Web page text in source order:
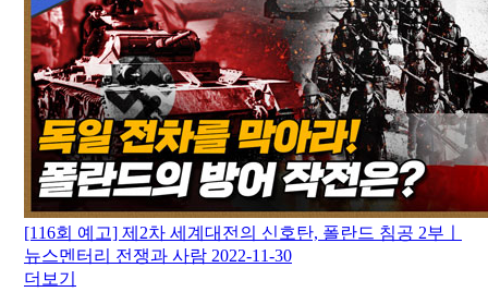
[116회 예고] 제2차 세계대전의 신호탄, 폴란드 침공 2부ㅣ
뉴스멘터리 전쟁과 사람 2022-11-30
더보기